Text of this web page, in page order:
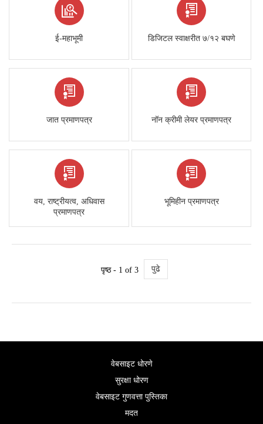
ई-महाभूमी डिजिटल स्वाक्षरीत ७/१२ बघणे
जात प्रमाणपत्र नॉन क्रीमी लेयर प्रमाणपत्र
वय, राष्ट्रीयत्व, अधिवास
प्रमाणपत्र
भूमिहीन प्रमाणपत्र
पृष्ठ - 1 of 3 पुढे
वेबसाइट धोरणे
सुरक्षा धोरण
वेबसाइट गुणवत्ता पुस्तिका
मदत